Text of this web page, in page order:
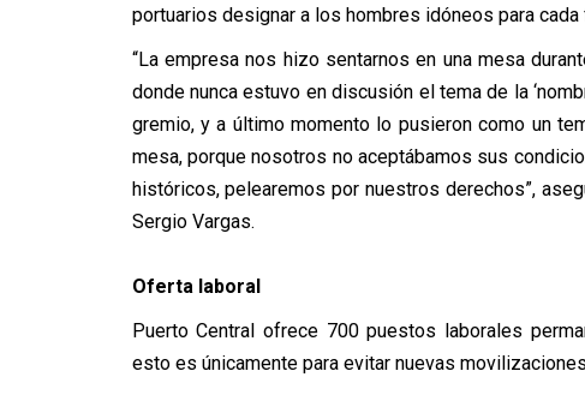
portuarios designar a los hombres idóneos para cada
“La empresa nos hizo sentarnos en una mesa
donde nunca estuvo en discusión el tema de la
gremio, y a último momento lo pusieron como un
mesa, porque nosotros no aceptábamos sus
históricos, pelearemos por nuestros derechos”,
Sergio Vargas.
Oferta laboral
Puerto Central ofrece 700 puestos laborales
esto es únicamente para evitar nuevas